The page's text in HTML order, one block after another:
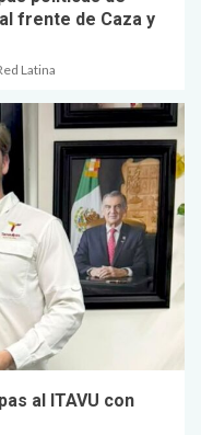
frente de Caza y
Latina
al ITAVU con